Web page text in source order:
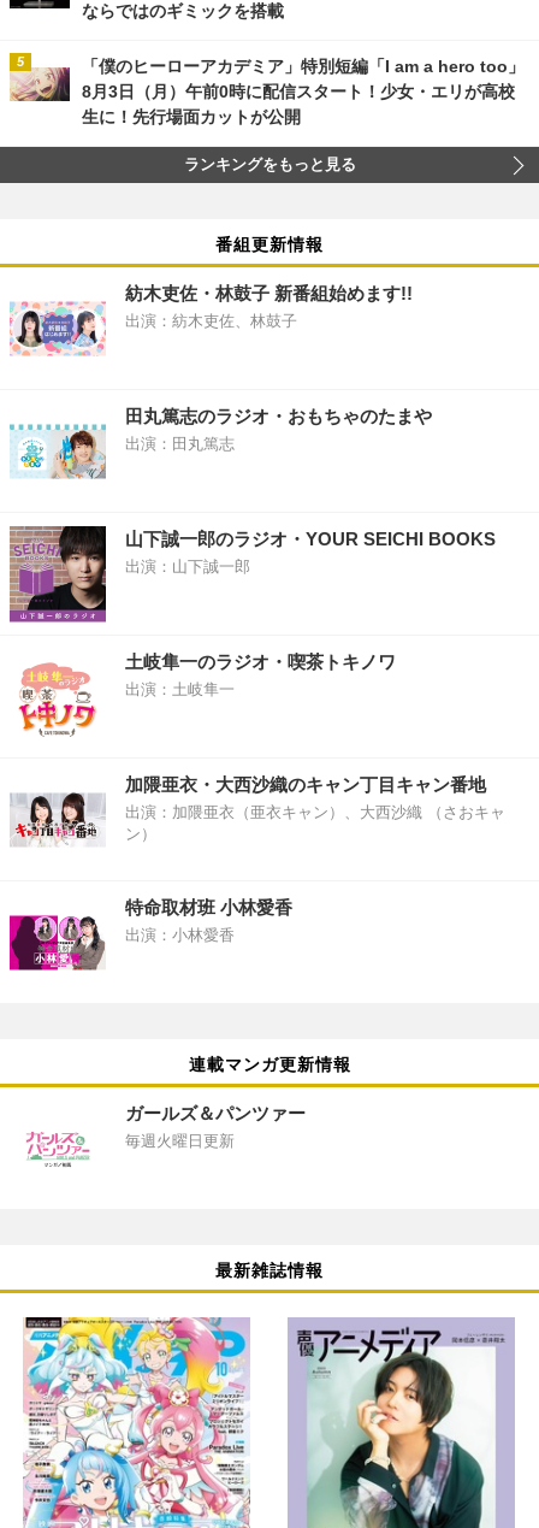
ならではのギミックを搭載
「僕のヒーローアカデミア」特別短編「I am a hero too」
8月3日（月）午前0時に配信スタート！少女・エリが高校
生に！先行場面カットが公開
ランキングをもっと見る
番組更新情報
紡木吏佐・林鼓子 新番組始めます!!
出演：紡木吏佐、林鼓子
田丸篤志のラジオ・おもちゃのたまや
出演：田丸篤志
山下誠一郎のラジオ・YOUR SEICHI BOOKS
出演：山下誠一郎
土岐隼一のラジオ・喫茶トキノワ
出演：土岐隼一
加隈亜衣・大西沙織のキャン丁目キャン番地
出演：加隈亜衣（亜衣キャン）、大西沙織 （さおキャ
ン）
特命取材班 小林愛香
出演：小林愛香
連載マンガ更新情報
ガールズ＆パンツァー
毎週火曜日更新
最新雑誌情報